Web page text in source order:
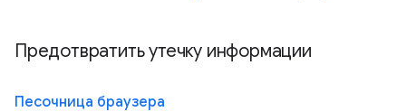
Предотвратить утечку информации
Песочница браузера